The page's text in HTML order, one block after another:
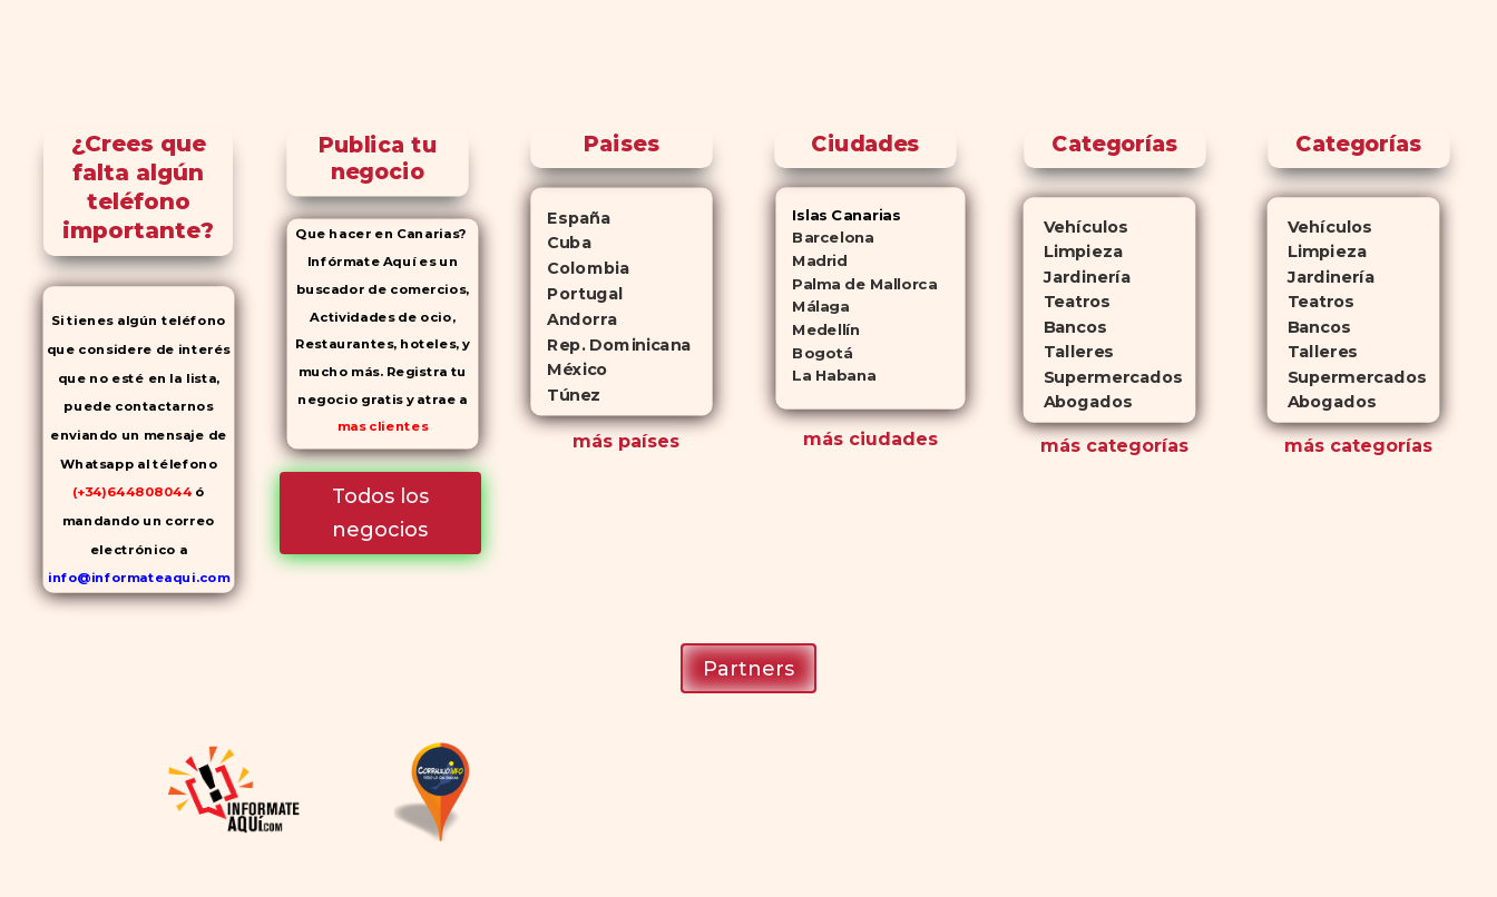
¿Crees que
falta algún
teléfono
importante?
Si tienes algún teléfono
que considere de interés
que no esté en la lista,
puede contactarnos
enviando un mensaje de
Whatsapp al télefono
(+34)644808044 ó
mandando un correo
electrónico a
info@informateaqui.com
Mientras que antes la
permitido la producción de
alternativas genéricas tanto
Publica tu
negocio
Que hacer en Canarias?
Infórmate Aquí es un
buscador de comercios,
Actividades de ocio,
Restaurantes, hoteles, y
mucho más. Registra tu
negocio gratis y atrae a
mas clientes
Todos los
negocios
Paises
España
Cuba
Colombia
Portugal
Andorra
Rep. Dominicana
México
Túnez
más países
Ciudades
Islas Canarias
Barcelona
Madrid
Palma de Mallorca
Málaga
Medellín
Bogotá
La Habana
más ciudades
Categorías
Vehículos
Limpieza
Jardinería
Teatros
Bancos
Talleres
Supermercados
Abogados
más categorías
Categorías
Vehículos
Limpieza
Jardinería
Teatros
Bancos
Talleres
Supermercados
Abogados
más categorías
Partners